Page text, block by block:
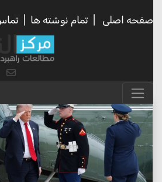
صفحه اصلی | تمام نوشته ها | تماس